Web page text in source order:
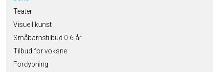
Teater
Visuell kunst
Småbarnstilbud 0-6 år
Tilbud for voksne
Fordypning